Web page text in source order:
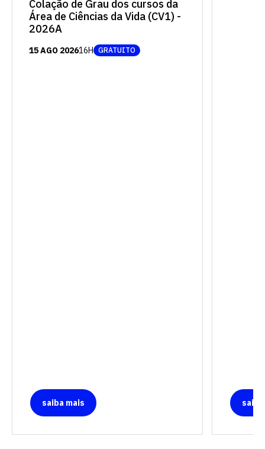
Colação de Grau dos cursos da
Área de Ciências da Vida (CV1) -
2026A
15 AGO 202616H GRATUITO
saiba mais